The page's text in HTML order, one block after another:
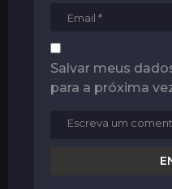
Salvar meus
para a próxima